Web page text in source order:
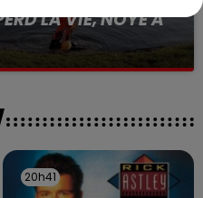
LA VIE, NOYÉ À
20h41
20h41